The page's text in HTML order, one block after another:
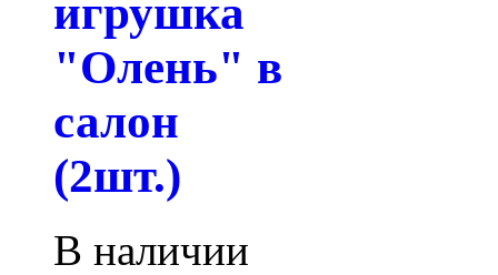
игрушка
"Олень" в
салон
(2шт.)
В наличии